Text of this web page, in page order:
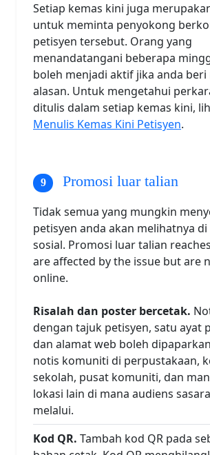
Setiap kemas kini juga
untuk meminta penyokong
petisyen tersebut. Orang yang
menandatangani beberapa
boleh menjadi aktif jika anda beri
alasan. Untuk mengetahui
ditulis dalam setiap kemas kini,
Menulis Kemas Kini Petisyen.
Promosi luar talian
Tidak semua yang mungkin
petisyen anda akan melihatnya di
sosial. Promosi luar talian
are affected by the issue but are
online.
Risalah dan poster bercetak.
dengan tajuk petisyen, satu ayat
dan alamat web boleh
notis komuniti di perpustakaan,
sekolah, pusat komuniti, dan
lokasi lain di mana audiens
melalui.
Kod QR. Tambah kod QR pada